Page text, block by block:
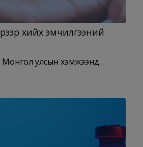
хийх эмчилгээний
Монгол улсын хэмжээнд…